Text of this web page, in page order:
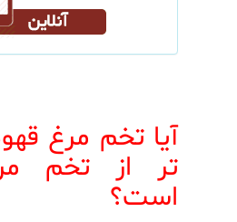
آیا تخم مرغ
تر از تخم
است؟